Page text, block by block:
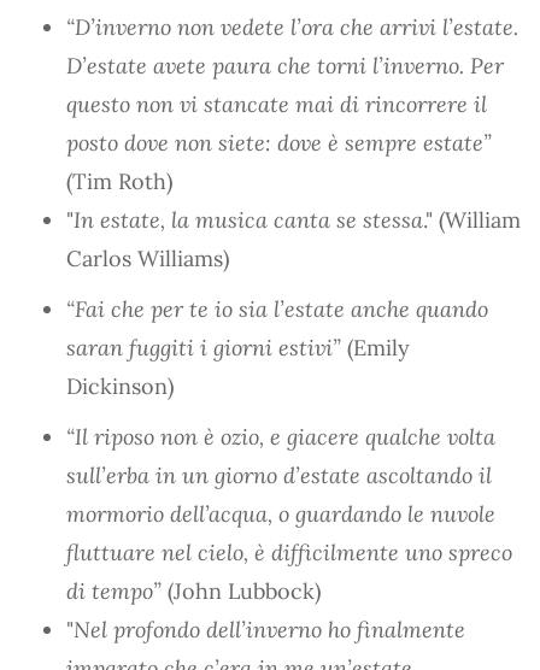
“D’inverno non vedete l’ora che arrivi l’estate.
D’estate avete paura che torni l’inverno. Per
questo non vi stancate mai di rincorrere il
posto dove non siete: dove è sempre estate”
(Tim Roth)
"In estate, la musica canta se stessa." (William
Carlos Williams)
“Fai che per te io sia l’estate anche quando
saran fuggiti i giorni estivi” (Emily
Dickinson)
“Il riposo non è ozio, e giacere qualche volta
sull’erba in un giorno d’estate ascoltando il
mormorio dell’acqua, o guardando le nuvole
fluttuare nel cielo, è difficilmente uno spreco
di tempo” (John Lubbock)
"Nel profondo dell’inverno ho finalmente